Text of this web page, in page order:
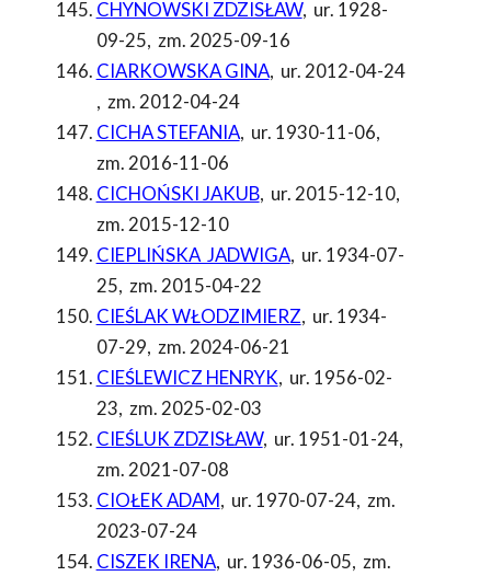
CHYNOWSKI ZDZISŁAW, ur. 1928-
09-25, zm. 2025-09-16
CIARKOWSKA GINA, ur. 2012-04-24
, zm. 2012-04-24
CICHA STEFANIA, ur. 1930-11-06,
zm. 2016-11-06
CICHOŃSKI JAKUB, ur. 2015-12-10,
zm. 2015-12-10
CIEPLIŃSKA JADWIGA, ur. 1934-07-
25, zm. 2015-04-22
CIEŚLAK WŁODZIMIERZ, ur. 1934-
07-29, zm. 2024-06-21
CIEŚLEWICZ HENRYK, ur. 1956-02-
23, zm. 2025-02-03
CIEŚLUK ZDZISŁAW, ur. 1951-01-24,
zm. 2021-07-08
CIOŁEK ADAM, ur. 1970-07-24, zm.
2023-07-24
CISZEK IRENA, ur. 1936-06-05, zm.